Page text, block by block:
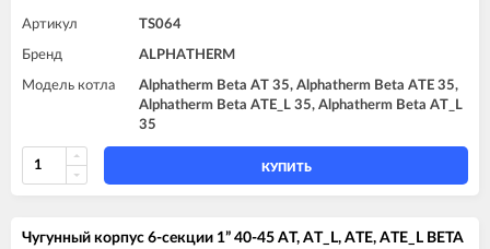
Артикул TS064
Бренд ALPHATHERM
Модель котла
Alphatherm Beta AT 35, Alphatherm Beta ATE 35,
Alphatherm Beta ATE_L 35, Alphatherm Beta AT_L
35
КУПИТЬ
Чугунный корпус 6-секции 1” 40-45 AT, AT_L, ATE, ATE_L BETA